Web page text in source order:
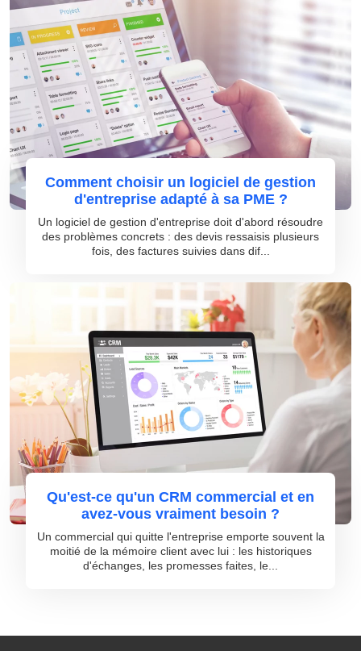
Comment choisir un logiciel de gestion
d'entreprise adapté à sa PME ?
Un logiciel de gestion d'entreprise doit d'abord résoudre
des problèmes concrets : des devis ressaisis plusieurs
fois, des factures suivies dans dif...
Qu'est-ce qu'un CRM commercial et en
avez-vous vraiment besoin ?
Un commercial qui quitte l'entreprise emporte souvent la
moitié de la mémoire client avec lui : les historiques
d'échanges, les promesses faites, le...